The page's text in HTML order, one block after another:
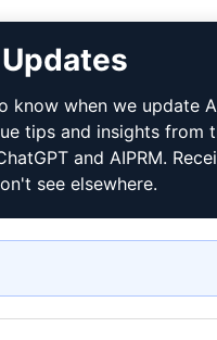
know when we update
tips and insights from
and AIPRM.
see elsewhere.